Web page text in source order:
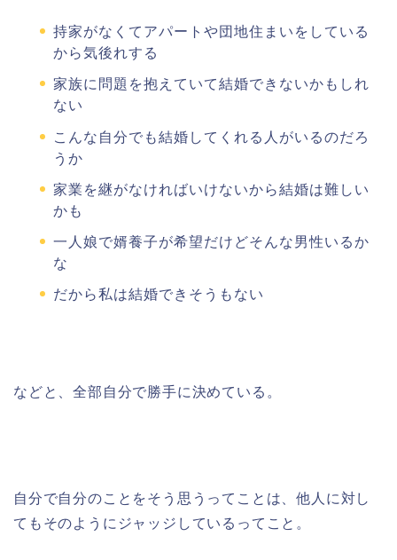
持家がなくてアパートや団地住まいをしている
から気後れする
家族に問題を抱えていて結婚できないかもしれ
ない
こんな自分でも結婚してくれる人がいるのだろ
うか
家業を継がなければいけないから結婚は難しい
かも
一人娘で婿養子が希望だけどそんな男性いるか
な
だから私は結婚できそうもない
などと、全部自分で勝手に決めている。
自分で自分のことをそう思うってことは、他人に対し
てもそのようにジャッジしているってこと。